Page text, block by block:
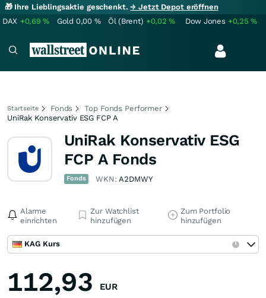
🎁 Ihre Lieblingsaktie geschenkt.→ Jetzt Depot eröffnen
DAX +0,69% Gold 0,00 % Öl (Brent) +0,02% Dow Jones +0,25%
Startseite Fonds
Top Fonds Performer
UniRak Konservativ ESG FCP A
UniRak Konservativ ESG
FCP A Fonds
Fonds WKN:A2DMWY
Alarme
einrichten
Zur Watchlist
hinzufügen
Zum Portfolio
hinzufügen
KAG Kurs
112,93 EUR